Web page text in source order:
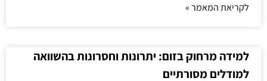
לקריאת המאמר »
למידה מרחוק בזום: יתרונות וחסרונות בהשוואה
למודלים מסורתיים